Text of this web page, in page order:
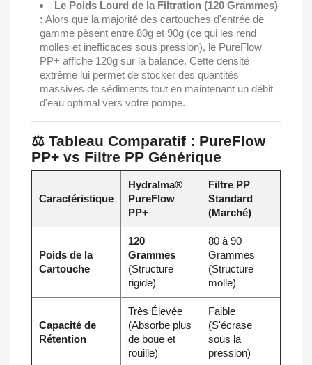
Le Poids Lourd de la Filtration (120 Grammes)
: Alors que la majorité des cartouches d'entrée de
gamme pèsent entre 80g et 90g (ce qui les rend
molles et inefficaces sous pression), le PureFlow
PP+ affiche 120g sur la balance. Cette densité
extrême lui permet de stocker des quantités
massives de sédiments tout en maintenant un débit
d'eau optimal vers votre pompe.
⚖️ Tableau Comparatif : PureFlow
PP+ vs Filtre PP Générique
Caractéristique
Hydralma®
PureFlow
PP+
Filtre PP
Standard
(Marché)
Poids de la
Cartouche
120
Grammes
(Structure
rigide)
80 à 90
Grammes
(Structure
molle)
Capacité de
Rétention
Très Élevée
(Absorbe plus
de boue et
rouille)
Faible
(S'écrase
sous la
pression)